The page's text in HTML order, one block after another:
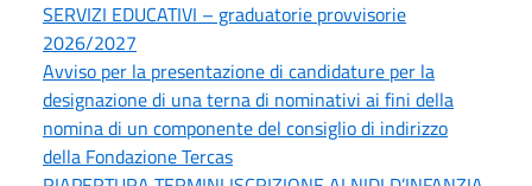
SERVIZI EDUCATIVI – graduatorie provvisorie
2026/2027
Avviso per la presentazione di candidature per la
designazione di una terna di nominativi ai fini della
nomina di un componente del consiglio di indirizzo
della Fondazione Tercas